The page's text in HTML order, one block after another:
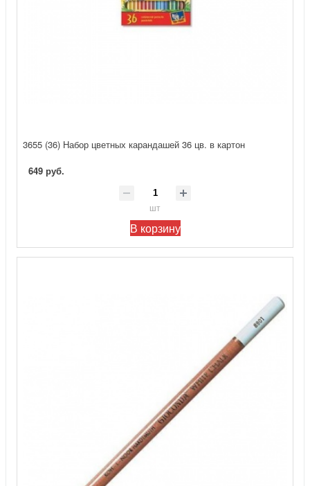
3655 (36) Набор цветных карандашей 36 цв. в картон
649 руб.
шт
В корзину